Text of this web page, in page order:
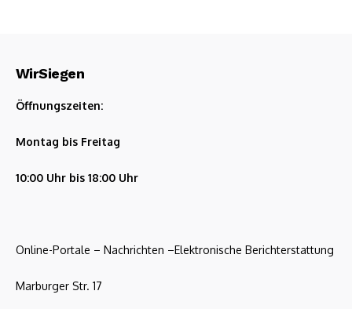
WirSiegen
Öffnungszeiten:
Montag bis Freitag
10:00 Uhr bis 18:00 Uhr
Online-Portale – Nachrichten –Elektronische Berichterstattung
Marburger Str. 17